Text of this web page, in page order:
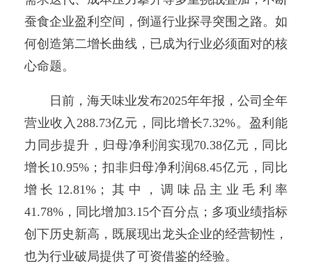
蚕食企业盈利空间，倒逼行业探寻突围之路。如
何创造第二增长曲线，已成为行业必须面对的核
心命题。
日前，海天味业发布2025年年报，公司全年
营业收入288.73亿元，同比增长7.32%。盈利能
力同步提升，归母净利润实现70.38亿元，同比
增长10.95%；扣非归母净利润68.45亿元，同比
增长12.81%；其中，调味品主业毛利率
41.78%，同比增加3.15个百分点；多项业绩指标
创下历史新高，既展现出龙头企业的经营韧性，
也为行业破局提供了可资借鉴的经验。